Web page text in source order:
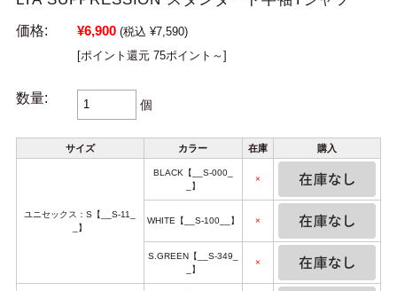
価格: ¥6,900 (税込 ¥7,590)
[ポイント還元 75ポイント～]
数量: 個
サイズ カラー 在庫 購入
ユニセックス：S【__S-11_
_】
BLACK【__S-000_
_】
×
WHITE【__S-100__】 ×
S.GREEN【__S-349_
_】
×